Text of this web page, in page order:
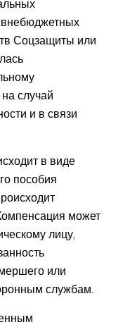
Соцзащиты или
случай
и в связи
в виде
пособия
может
лицу,
или
службам.